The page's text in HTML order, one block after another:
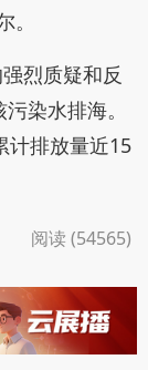
烈质疑和反
染水排海。
计排放量近15
阅读 (54565)